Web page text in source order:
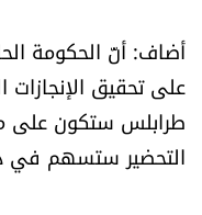
كاميرا
سجالات
أضاف: أنّ الحكومة
على تحقيق
طرابلس ستكون على
التحضير ستسهم في